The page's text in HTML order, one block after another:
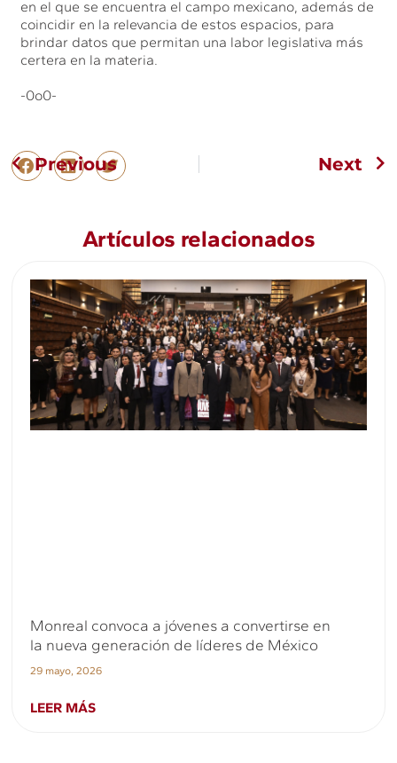
en el que se encuentra el campo mexicano, además de
coincidir en la relevancia de estos espacios, para
brindar datos que permitan una labor legislativa más
certera en la materia.
-0o0-
Previous Next
Artículos relacionados
Monreal convoca a jóvenes a convertirse en
la nueva generación de líderes de México
29 mayo, 2026
LEER MÁS